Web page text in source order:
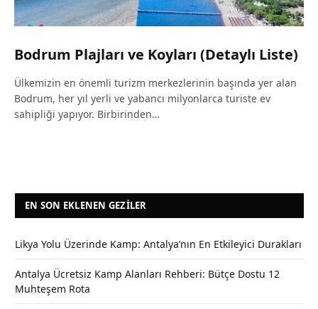
Bodrum Plajları ve Koyları (Detaylı Liste)
Ülkemizin en önemli turizm merkezlerinin başında yer alan
Bodrum, her yıl yerli ve yabancı milyonlarca turiste ev
sahipliği yapıyor. Birbirinden…
EN SON EKLENEN GEZILER
Likya Yolu Üzerinde Kamp: Antalya’nın En Etkileyici Durakları
Antalya Ücretsiz Kamp Alanları Rehberi: Bütçe Dostu 12
Muhteşem Rota